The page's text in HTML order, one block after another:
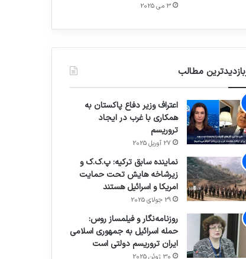
3 می 2025
مطالب
اعتراف وزیر دفاع پاکستان به
همکاری با غرب در ایجاد
تروریسم
27 آوریل 2025
نماینده سابق ترکیه: پ.ک.ک و
زیرشاخه هایش تحت حمایت
امریکا و اسرائیل هستند
29 جولای 2025
روزنامه‌نگار و فیلمساز روس:
حمله اسرائیل به جمهوری اسلامی
ایران تروریسم دولتی است
30 ژوئن 2025